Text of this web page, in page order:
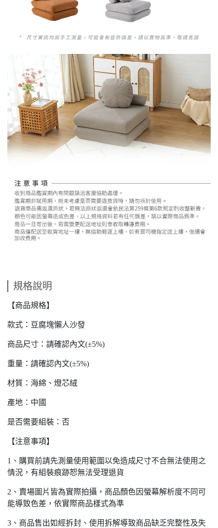
規格說明
【商品規格】
款式：豆腐塊懶人沙發
商品尺寸：請確認內文(±5%)
重量：請確認內文(±5%)
材質：海綿、燈芯絨
產地：中國
是否需要組裝：否
【注意事項】
1、購買前請先測量使用範圍以免造成尺寸不合無法使用之
情況，有組裝痕跡恕無法受理退貨
2、賣場圖片皆為實際拍攝，商品顏色因螢幕解析度不同可
能導致色差，依實際商品樣式為準
3、商品售出如經拆封、使用拆解導致商品缺乏完整性及失